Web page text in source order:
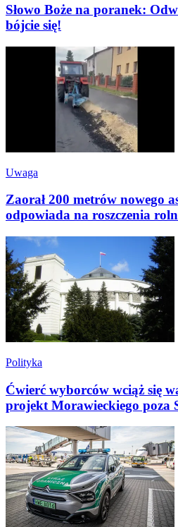
Słowo Boże na poranek:
bójcie się!
Uwaga
Zaorał 200 metrów nowego
odpowiada na roszczenia
Polityka
Ćwierć wyborców wciąż się
projekt Morawieckiego poza